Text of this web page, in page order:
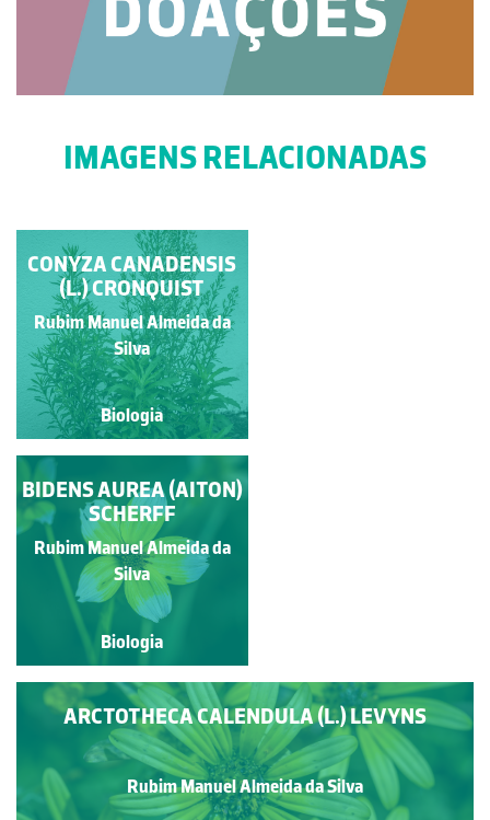
IMAGENS RELACIONADAS
AGERATINA
ADENOPHORA
(SPRENG.) R. M. KING
& H. ROB.
Rubim Manuel Almeida da
Silva
Biologia
CONYZA CANADENSIS
(L.) CRONQUIST
Rubim Manuel Almeida da
Silva
Biologia
ERIGERON
KARVINSKIANUS DC.
Rubim Manuel Almeida da
Silva
Biologia
ARCTOTHECA CALENDULA (L.) LEVYNS
Rubim Manuel Almeida da Silva
BIDENS AUREA (AITON)
SCHERFF
Rubim Manuel Almeida da
Silva
Biologia